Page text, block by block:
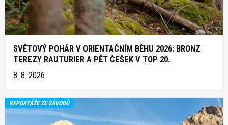
SVĚTOVÝ POHÁR V ORIENTAČNÍM BĚHU 2026: BRONZ
TEREZY RAUTURIER A PĚT ČEŠEK V TOP 20.
8. 8. 2026
REPORTÁŽE ZE ZÁVODŮ